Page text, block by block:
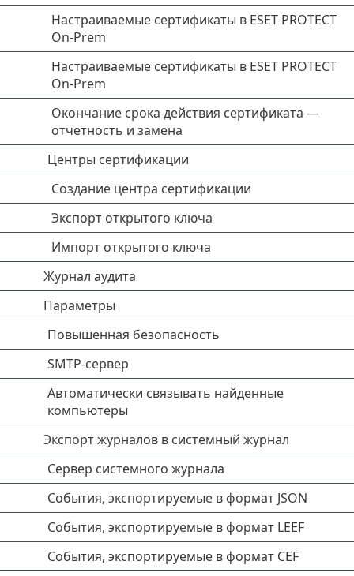
Настраиваемые сертификаты в ESET PROTECT
On-Prem
Настраиваемые сертификаты в ESET PROTECT
On-Prem
Окончание срока действия сертификата —
отчетность и замена
Центры сертификации
Создание центра сертификации
Экспорт открытого ключа
Импорт открытого ключа
Журнал аудита
Параметры
Повышенная безопасность
SMTP-сервер
Автоматически связывать найденные
компьютеры
Экспорт журналов в системный журнал
Сервер системного журнала
События, экспортируемые в формат JSON
События, экспортируемые в формат LEEF
События, экспортируемые в формат CEF